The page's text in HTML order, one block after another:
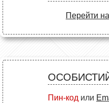
Перейти на
Пин-код или